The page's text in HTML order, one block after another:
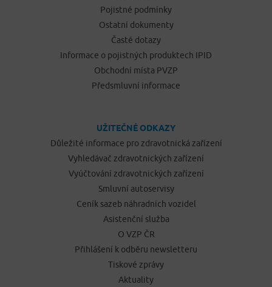
Pojistné podmínky
Ostatní dokumenty
Časté dotazy
Informace o pojistných produktech IPID
Obchodní místa PVZP
Předsmluvní informace
UŽITEČNÉ ODKAZY
Důležité informace pro zdravotnická zařízení
Vyhledávač zdravotnických zařízení
Vyúčtování zdravotnických zařízení
Smluvní autoservisy
Ceník sazeb náhradních vozidel
Asistenční služba
O VZP ČR
Přihlášení k odběru newsletteru
Tiskové zprávy
Aktuality